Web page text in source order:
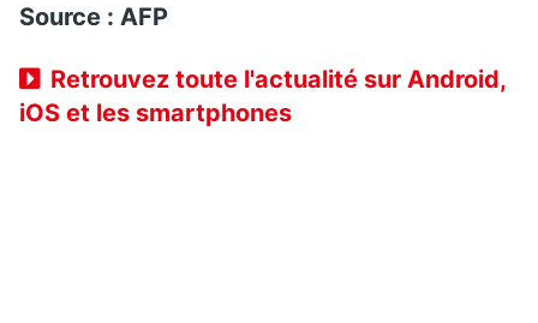
Source : AFP
Retrouvez toute l'actualité sur Android,
iOS et les smartphones